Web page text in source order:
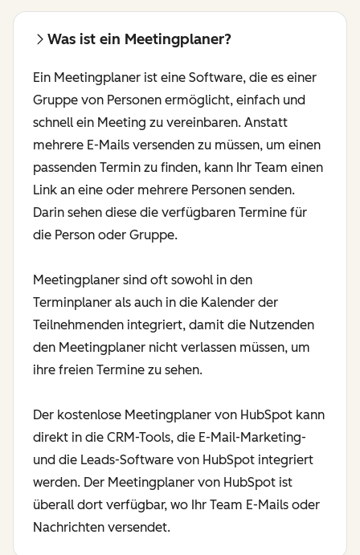
Was ist ein Meetingplaner?
Ein Meetingplaner ist eine Software, die es einer
Gruppe von Personen ermöglicht, einfach und
schnell ein Meeting zu vereinbaren. Anstatt
mehrere E-Mails versenden zu müssen, um einen
passenden Termin zu finden, kann Ihr Team einen
Link an eine oder mehrere Personen senden.
Darin sehen diese die verfügbaren Termine für
die Person oder Gruppe.
Meetingplaner sind oft sowohl in den
Terminplaner als auch in die Kalender der
Teilnehmenden integriert, damit die Nutzenden
den Meetingplaner nicht verlassen müssen, um
ihre freien Termine zu sehen.
Der kostenlose Meetingplaner von HubSpot kann
direkt in die CRM-Tools, die E-Mail-Marketing-
und die Leads-Software von HubSpot integriert
werden. Der Meetingplaner von HubSpot ist
überall dort verfügbar, wo Ihr Team E-Mails oder
Nachrichten versendet.